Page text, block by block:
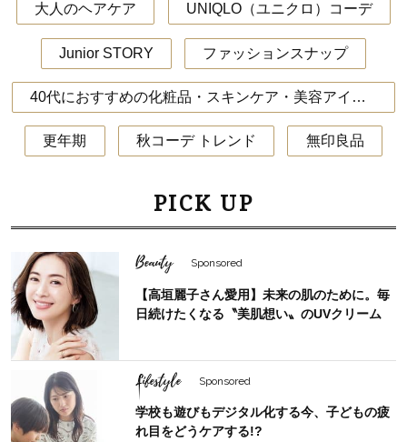
大人のヘアケア UNIQLO（ユニクロ）コーデ
Junior STORY ファッションスナップ
40代におすすめの化粧品・スキンケア・美容アイテム
更年期 秋コーデ トレンド 無印良品
PICK UP
Beauty Sponsored
【高垣麗子さん愛用】未来の肌のために。毎
日続けたくなる〝美肌想い〟のUVクリーム
Lifestyle Sponsored
学校も遊びもデジタル化する今、子どもの疲
れ目をどうケアする!?